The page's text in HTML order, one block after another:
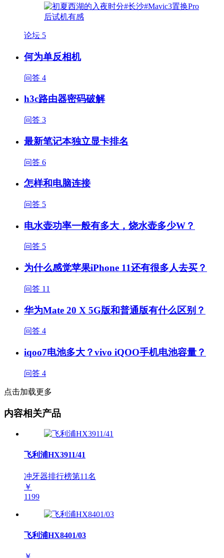
论坛 5
何为单反相机
问答 4
h3c路由器密码破解
问答 3
最新笔记本独立显卡排名
问答 6
怎样和电脑连接
问答 5
电水壶功率一般有多大，烧水壶多少W？
问答 5
为什么感觉苹果iPhone 11还有很多人去买？
问答 11
华为Mate 20 X 5G版和普通版有什么区别？
问答 4
iqoo7电池多大？vivo iQOO手机电池容量？
问答 4
点击加载更多
内容相关产品
飞利浦HX3911/41
冲牙器排行榜第11名
￥
1199
飞利浦HX8401/03